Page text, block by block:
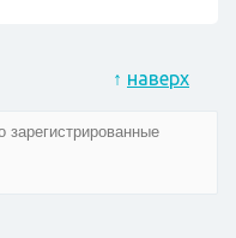
↑ наверх